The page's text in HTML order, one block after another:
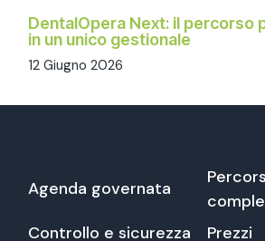
DentalOpera Next: il percorso
in un unico gestionale
12 Giugno 2026
Agenda governata
Controllo e sicurezza
Prezzi